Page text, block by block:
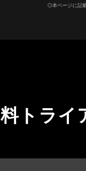
◎本ページに記
トライ